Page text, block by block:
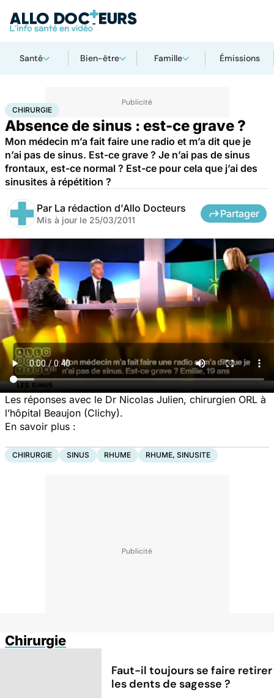
Santé Bien-être Famille Émissions
AccueilSanté Maladies
CHIRURGIE
Absence de sinus : est-ce grave ?
Mon médecin m’a fait faire une radio et m’a dit que je
n’ai pas de sinus. Est-ce grave ? Je n’ai pas de sinus
frontaux, est-ce normal ? Est-ce pour cela que j’ai des
sinusites à répétition ?
Par La rédaction d'Allo Docteurs
Mis à jour le 25/03/2011
Partager
Les réponses avec le Dr Nicolas Julien, chirurgien ORL à
l’hôpital Beaujon (Clichy).
En savoir plus :
CHIRURGIE SINUS RHUME RHUME, SINUSITE
Chirurgie
Faut-il toujours se faire retirer
les dents de sagesse ?